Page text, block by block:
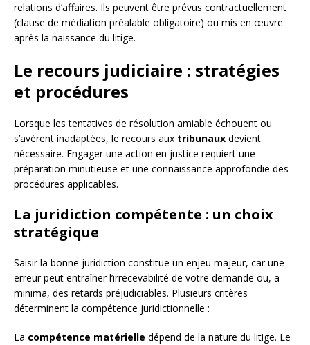
relations d’affaires. Ils peuvent être prévus contractuellement
(clause de médiation préalable obligatoire) ou mis en œuvre
après la naissance du litige.
Le recours judiciaire : stratégies
et procédures
Lorsque les tentatives de résolution amiable échouent ou
s’avèrent inadaptées, le recours aux tribunaux devient
nécessaire. Engager une action en justice requiert une
préparation minutieuse et une connaissance approfondie des
procédures applicables.
La juridiction compétente : un choix
stratégique
Saisir la bonne juridiction constitue un enjeu majeur, car une
erreur peut entraîner l’irrecevabilité de votre demande ou, a
minima, des retards préjudiciables. Plusieurs critères
déterminent la compétence juridictionnelle :
La compétence matérielle dépend de la nature du litige. Le